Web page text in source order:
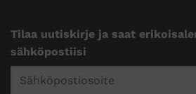
Tilaa uutiskirje ja saat
sähköpostiisi